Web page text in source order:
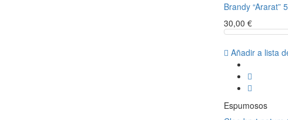
Brandy “Ararat”
30,00 €
Añadir a lista
Espumosos